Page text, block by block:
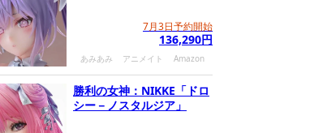
7月3日予約開始
136,290円
あみあみ アニメイト Amazon
勝利の女神：NIKKE「ドロ
シー－ノスタルジア」